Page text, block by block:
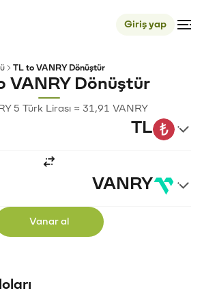
Giriş yap
TL to VANRY Dönüştür
VANRY Dönüştür
5 Türk Lirası ≈ 31,91 VANRY
TL
VANRY
Vanar al